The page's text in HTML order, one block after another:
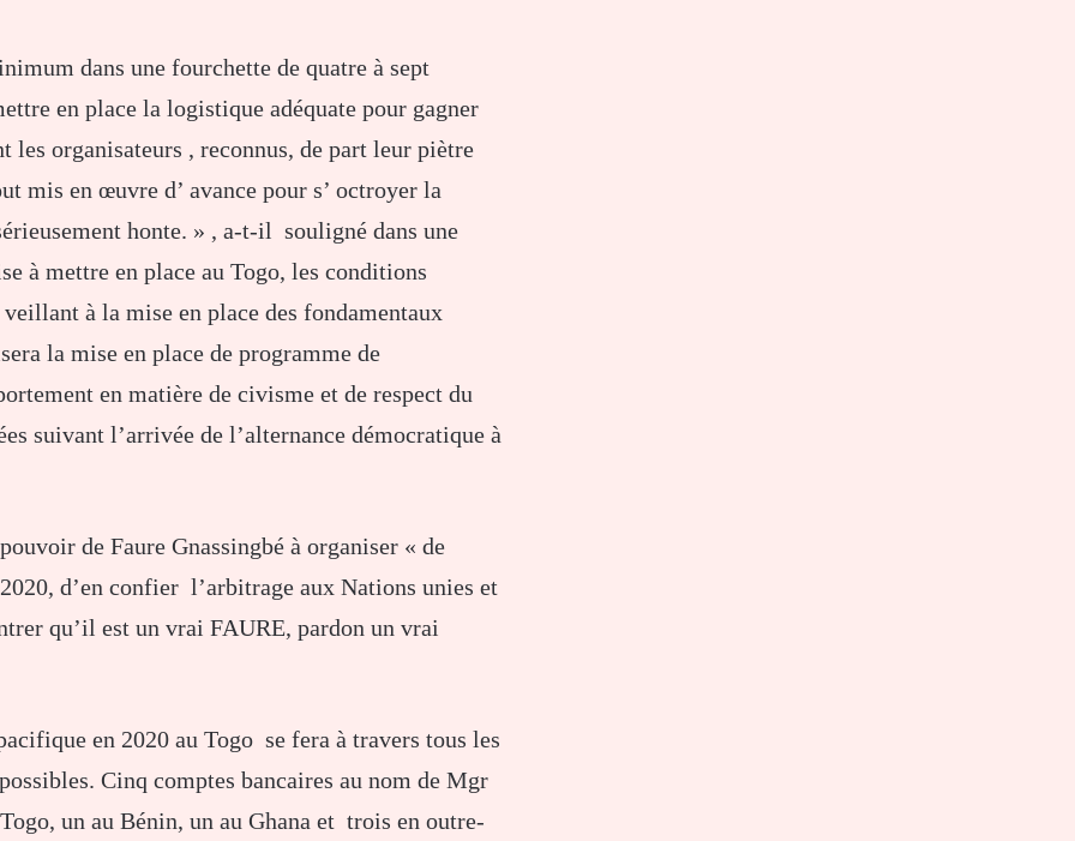
dans une fourchette de quatre à sept
en place la logistique adéquate pour gagner
les organisateurs , reconnus, de part leur piètre
mis en œuvre d’ avance pour s’ octroyer la
honte. » , a-t-il souligné dans une
à mettre en place au Togo, les conditions
à la mise en place des fondamentaux
la mise en place de programme de
en matière de civisme et de respect du
suivant l’arrivée de l’alternance démocratique à
de Faure Gnassingbé à organiser « de
d’en confier l’arbitrage aux Nations unies et
qu’il est un vrai FAURE, pardon un vrai
en 2020 au Togo se fera à travers tous les
Cinq comptes bancaires au nom de Mgr
un au Bénin, un au Ghana et trois en outre-